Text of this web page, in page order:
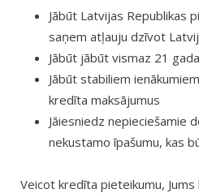
Jābūt Latvijas Republikas
saņem atļauju dzīvot
Jābūt jābūt vismaz 21
Jābūt stabiliem
kredīta maksājumus
Jāiesniedz nepieciešamie
nekustamo īpašumu, kas
Veicot kredīta pieteikumu,